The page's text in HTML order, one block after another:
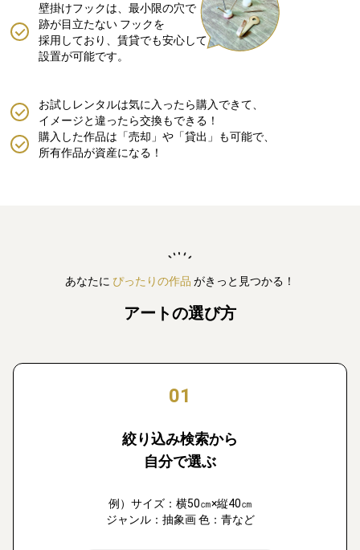
壁掛けフックは、最小限の穴で
跡が目立たない フックを
採用しており、賃貸でも安心して
設置が可能です。
購入した作品は「売却」や「貸出」も可能で、
所有作品が資産になる！
お試しレンタルは気に入ったら購入できて、
イメージと違ったら交換もできる！
あなたに ぴったりの作品 がきっと見つかる！
アートの選び方
01
絞り込み検索から
自分で選ぶ
例）サイズ：横50㎝×縦40㎝
ジャンル：抽象画 色：青など